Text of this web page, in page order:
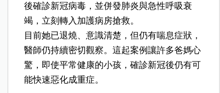
後確診新冠病毒，並併發肺炎與急性呼吸衰
竭，立刻轉入加護病房搶救。
目前她已退燒、意識清楚，但仍有喘息症狀，
醫師仍持續密切觀察。這起案例讓許多爸媽心
驚，即使平常健康的小孩，確診新冠後仍有可
能快速惡化成重症。